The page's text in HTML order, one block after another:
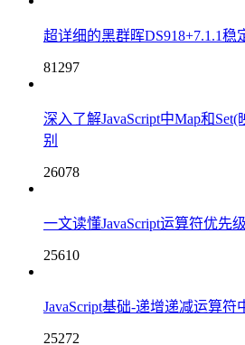
超详细的黑群晖DS918+7.1.1稳
81297
深入了解JavaScript中Map和
别
26078
一文读懂JavaScript运算符优先级
25610
JavaScript基础-递增递减运算符
25272